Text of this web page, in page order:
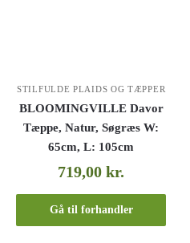
STILFULDE PLAIDS OG TÆPPER
BLOOMINGVILLE Davor
Tæppe, Natur, Søgræs W:
65cm, L: 105cm
719,00kr.
Gå til forhandler